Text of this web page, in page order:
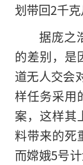
划带回2千克
据庞之
的差别，是
道无人交会
样任务采用
案，这样其
料带来的死
而嫦娥5号